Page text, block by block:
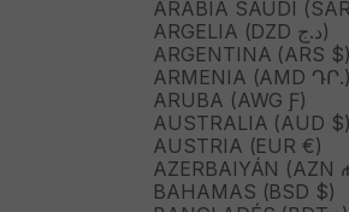
ARGELIA (DZD د.ج)
ARGENTINA (ARS $)
ARMENIA (AMD ԴՐ.)
ARUBA (AWG Ƒ)
AUSTRALIA (AUD $)
AUSTRIA (EUR €)
AZERBAIYÁN (AZN
BAHAMAS (BSD $)